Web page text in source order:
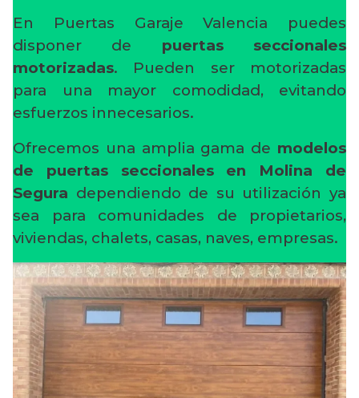
En Puertas Garaje Valencia puedes
disponer de puertas seccionales
motorizadas. Pueden ser motorizadas
para una mayor comodidad, evitando
esfuerzos innecesarios.
Ofrecemos una amplia gama de modelos
de puertas seccionales en Molina de
Segura dependiendo de su utilización ya
sea para comunidades de propietarios,
viviendas, chalets, casas, naves, empresas.